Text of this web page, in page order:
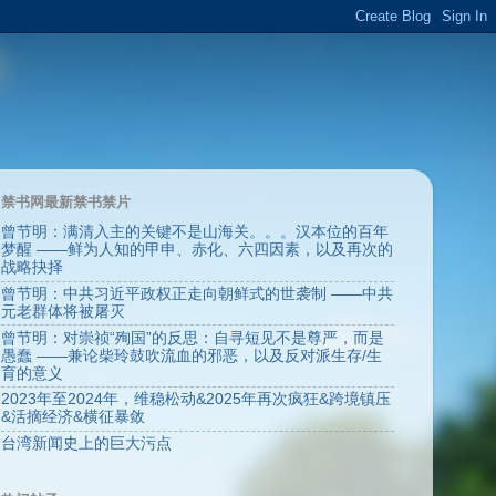
禁书网最新禁书禁片
曾节明：满清入主的关键不是山海关。。。汉本位的百年
梦醒 ——鲜为人知的甲申、赤化、六四因素，以及再次的
战略抉择
曾节明：中共习近平政权正走向朝鲜式的世袭制 ——中共
元老群体将被屠灭
曾节明：对崇祯“殉国”的反思：自寻短见不是尊严，而是
愚蠢 ——兼论柴玲鼓吹流血的邪恶，以及反对派生存/生
育的意义
2023年至2024年，维稳松动&2025年再次疯狂&跨境镇压
&活摘经济&横征暴敛
台湾新闻史上的巨大污点